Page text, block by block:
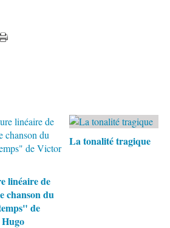
linéaire de
chanson du
de
La tonalité tragique